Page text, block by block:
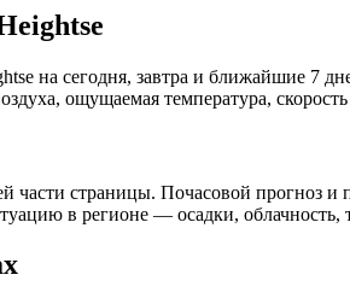
на сегодня, завтра и ближайшие 7
ощущаемая температура,
части страницы. Почасовой прогноз
в регионе — осадки, облачность,